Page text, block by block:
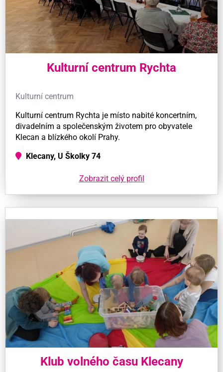
Kulturní centrum Rychta
Kulturní centrum
Kulturní centrum Rychta je místo nabité koncertním,
divadelním a společenským životem pro obyvatele
Klecan a blízkého okolí Prahy.
Klecany, U Školky 74
Zobrazit celý profil
Klub volného času Klecany